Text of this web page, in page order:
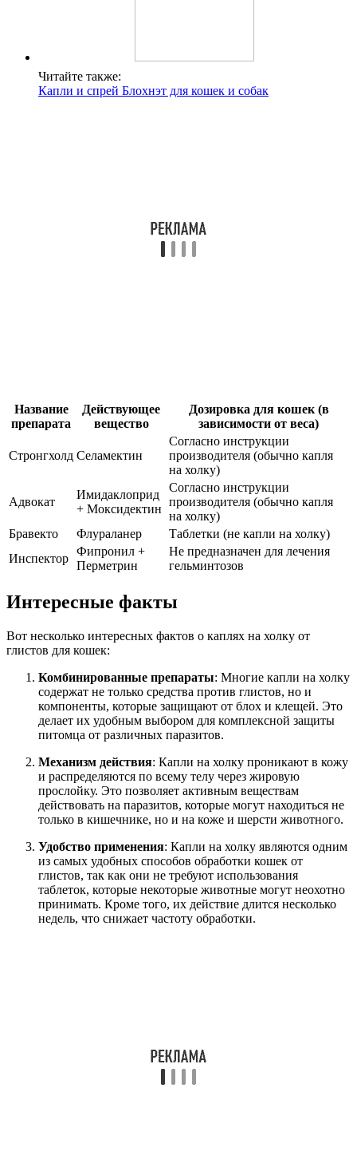
Читайте также:
Капли и спрей Блохнэт для кошек и собак
Название
препарата
Действующее
вещество
Дозировка для кошек (в
зависимости от веса)
Стронгхолд Селамектин
Согласно инструкции
производителя (обычно капля
на холку)
Адвокат
Имидаклоприд
+ Моксидектин
Согласно инструкции
производителя (обычно капля
на холку)
Бравекто
Флураланер
Таблетки (не капли на холку)
Инспектор
Фипронил +
Перметрин
Не предназначен для лечения
гельминтозов
Интересные факты
Вот несколько интересных фактов о каплях на холку от
глистов для кошек:
Комбинированные препараты: Многие капли на холку
содержат не только средства против глистов, но и
компоненты, которые защищают от блох и клещей. Это
делает их удобным выбором для комплексной защиты
питомца от различных паразитов.
Механизм действия: Капли на холку проникают в кожу
и распределяются по всему телу через жировую
прослойку. Это позволяет активным веществам
действовать на паразитов, которые могут находиться не
только в кишечнике, но и на коже и шерсти животного.
Удобство применения: Капли на холку являются одним
из самых удобных способов обработки кошек от
глистов, так как они не требуют использования
таблеток, которые некоторые животные могут неохотно
принимать. Кроме того, их действие длится несколько
недель, что снижает частоту обработки.